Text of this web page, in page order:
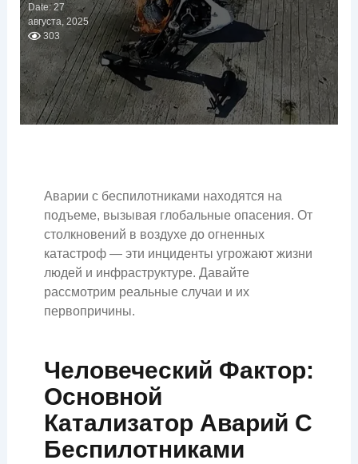
Date:27
августа, 2025
303
Аварии с беспилотниками находятся на
подъеме, вызывая глобальные опасения. От
столкновений в воздухе до огненных
катастроф — эти инциденты угрожают жизни
людей и инфраструктуре. Давайте
рассмотрим реальные случаи и их
первопричины.
Человеческий Фактор:
Основной
Катализатор Аварий С
Беспилотниками